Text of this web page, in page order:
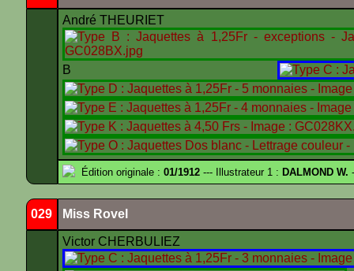
André THEURIET
B
Édition originale : 01/1912 --- Illustrateur 1 : DALMOND W.
029 Miss Rovel
Victor CHERBULIEZ